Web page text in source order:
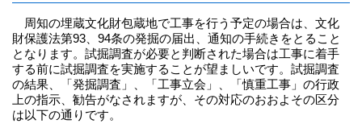
周知の埋蔵文化財包蔵地で工事を行う予定の場合は、文化
財保護法第93、94条の発掘の届出、通知の手続きをとること
となります。試掘調査が必要と判断された場合は工事に着手
する前に試掘調査を実施することが望ましいです。試掘調査
の結果、「発掘調査」、「工事立会」、「慎重工事」の行政
上の指示、勧告がなされますが、その対応のおおよその区分
は以下の通りです。